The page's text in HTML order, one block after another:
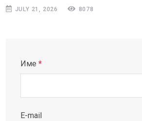
JULY 21, 2026 8078
Име *
E-mail